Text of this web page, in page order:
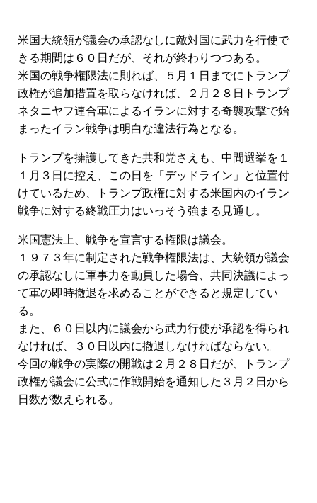
米国大統領が議会の承認なしに敵対国に武力を行使で
きる期間は６０日だが、それが終わりつつある。
米国の戦争権限法に則れば、５月１日までにトランプ
政権が追加措置を取らなければ、２月２８日トランプ
ネタニヤフ連合軍によるイランに対する奇襲攻撃で始
まったイラン戦争は明白な違法行為となる。
トランプを擁護してきた共和党さえも、中間選挙を１
１月３日に控え、この日を「デッドライン」と位置付
けているため、トランプ政権に対する米国内のイラン
戦争に対する終戦圧力はいっそう強まる見通し。
米国憲法上、戦争を宣言する権限は議会。
１９７３年に制定された戦争権限法は、大統領が議会
の承認なしに軍事力を動員した場合、共同決議によっ
て軍の即時撤退を求めることができると規定してい
る。
また、６０日以内に議会から武力行使が承認を得られ
なければ、３０日以内に撤退しなければならない。
今回の戦争の実際の開戦は２月２８日だが、トランプ
政権が議会に公式に作戦開始を通知した３月２日から
日数が数えられる。